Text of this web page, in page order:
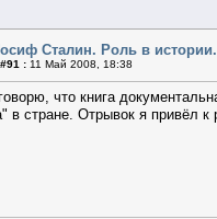
Сталин. Роль в истории.
: 11 Май 2008, 18:38
что книга
в стране. Отрывок я привёл